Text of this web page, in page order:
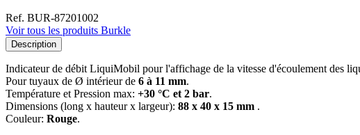
Ref. BUR-87201002
Voir tous les produits Burkle
Description
Indicateur de débit LiquiMobil pour l'affichage de la vitesse d'écoulement des
Pour tuyaux de Ø intérieur de 6 à 11 mm.
Température et Pression max: +30 °C et 2 bar.
Dimensions (long x hauteur x largeur): 88 x 40 x 15 mm .
Couleur: Rouge.